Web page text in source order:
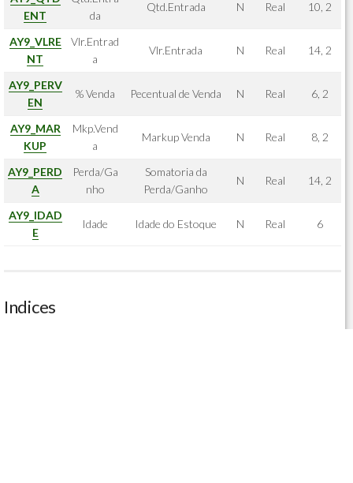
ENT
da
Qtd.Entrada N Real 10, 2
AY9_VLRE
NT
Vlr.Entrad
a
Vlr.Entrada N Real 14, 2
AY9_PERV
EN
% Venda Pecentual de Venda N Real 6, 2
AY9_MAR
KUP
Mkp.Vend
a
Markup Venda N Real 8, 2
AY9_PERD
A
Perda/Ga
nho
Somatoria da
Perda/Ganho
N Real 14, 2
AY9_IDAD
E
Idade Idade do Estoque N Real 6
Indices